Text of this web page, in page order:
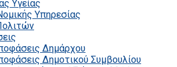
Υγείας
Υπηρεσίας
Δημάρχου
Δημοτικού Συμβουλίου